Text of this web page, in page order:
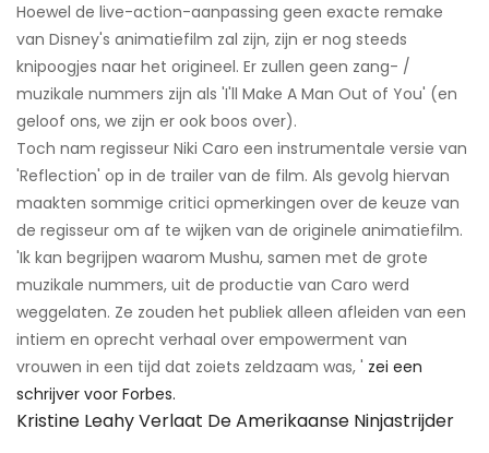
Hoewel de live-action-aanpassing geen exacte remake
van Disney's animatiefilm zal zijn, zijn er nog steeds
knipoogjes naar het origineel. Er zullen geen zang- /
muzikale nummers zijn als 'I'll Make A Man Out of You' (en
geloof ons, we zijn er ook boos over).
Toch nam regisseur Niki Caro een instrumentale versie van
'Reflection' op in de trailer van de film. Als gevolg hiervan
maakten sommige critici opmerkingen over de keuze van
de regisseur om af te wijken van de originele animatiefilm.
'Ik kan begrijpen waarom Mushu, samen met de grote
muzikale nummers, uit de productie van Caro werd
weggelaten. Ze zouden het publiek alleen afleiden van een
intiem en oprecht verhaal over empowerment van
vrouwen in een tijd dat zoiets zeldzaam was, ' zei een
schrijver voor Forbes.
Kristine Leahy Verlaat De Amerikaanse Ninjastrijder